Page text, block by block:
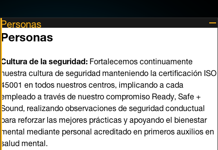
Personas
Personas
Cultura de la seguridad:Fortalecemos continuamente
nuestra cultura de seguridad manteniendo la certificación ISO
45001 en todos nuestros centros, implicando a cada
empleado a través de nuestro compromiso Ready, Safe +
Sound, realizando observaciones de seguridad conductual
para reforzar las mejores prácticas y apoyando el bienestar
mental mediante personal acreditado en primeros auxilios en
salud mental.